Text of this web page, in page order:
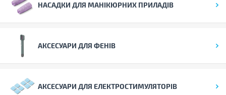
НАСАДКИ ДЛЯ МАНІКЮРНИХ ПРИЛАДІВ
АКСЕСУАРИ ДЛЯ ФЕНІВ
АКСЕСУАРИ ДЛЯ ЕЛЕКТРОСТИМУЛЯТОРІВ